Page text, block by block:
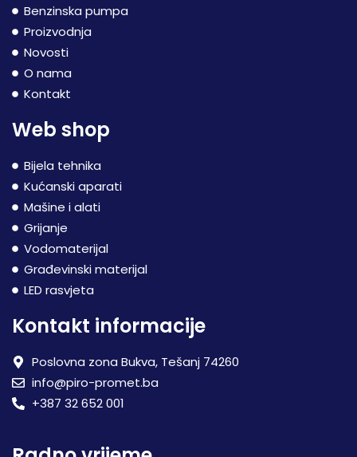
Benzinska pumpa
Proizvodnja
Novosti
O nama
Kontakt
Web shop
Bijela tehnika
Kućanski aparati
Mašine i alati
Grijanje
Vodomaterijal
Građevinski materijal
LED rasvjeta
Kontakt informacije
Poslovna zona Bukva, Tešanj 74260
info@piro-promet.ba
+387 32 652 001